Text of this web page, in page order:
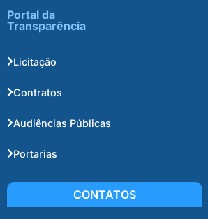
Portal da
Transparência
Licitação
Contratos
Audiências Públicas
Portarias
CONTATOS